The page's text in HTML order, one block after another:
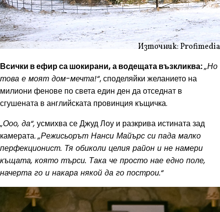
Източник: Profimedia
Всички в ефир са шокирани, а водещата възкликва:„Но
това е моят дом-мечта!“, споделяйки желанието на
милиони фенове по света един ден да отседнат в
сгушената в английската провинция къщичка.
„Ооо, да“, усмихва се Джуд Лоу и разкрива истината зад
камерата.„Режисьорът Нанси Майърс си пада малко
перфекционист. Тя обиколи целия район и не намери
къщата, която търси. Така че просто нае едно поле,
начерта го и накара някой да го построи.“